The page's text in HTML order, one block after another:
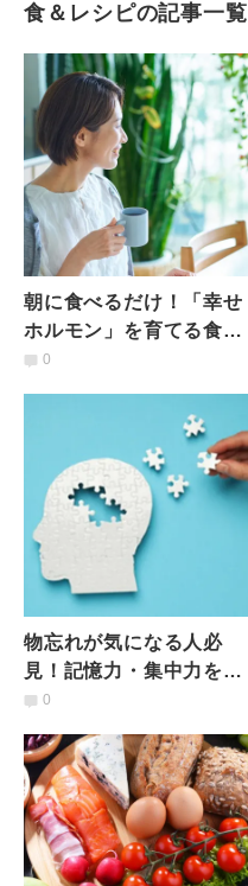
食＆レシピの記事一覧
朝に食べるだけ！「幸せ
ホルモン」を育てる食べ
物とは？管理栄養士が解
0
物忘れが気になる人必
見！記憶力・集中力を高
める朝ごはん【管理栄養
0